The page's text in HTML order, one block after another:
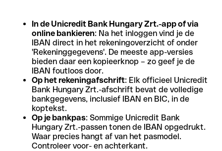
In de Unicredit Bank Hungary Zrt.-app of via
online bankieren: Na het inloggen vind je de
IBAN direct in het rekeningoverzicht of onder
'Rekeninggegevens'. De meeste app-versies
bieden daar een kopieerknop – zo geef je de
IBAN foutloos door.
Op het rekeningafschrift: Elk officieel Unicredit
Bank Hungary Zrt.-afschrift bevat de volledige
bankgegevens, inclusief IBAN en BIC, in de
koptekst.
Op je bankpas: Sommige Unicredit Bank
Hungary Zrt.-passen tonen de IBAN opgedrukt.
Waar precies hangt af van het pasmodel.
Controleer voor- en achterkant.